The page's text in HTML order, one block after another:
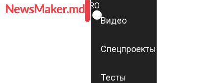
ROMÂNĂ
RU
Видео
Спецпроекты
Тесты